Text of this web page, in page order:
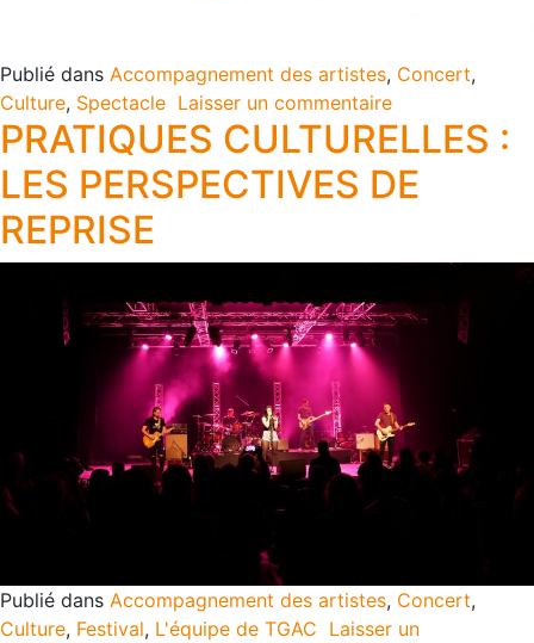
Publié dans Accompagnement des artistes, Concert,
Culture, Spectacle Laisser un commentaire
PRATIQUES CULTURELLES :
LES PERSPECTIVES DE
REPRISE
Publié dans Accompagnement des artistes, Concert,
Culture, Festival, L'équipe de TGAC Laisser un